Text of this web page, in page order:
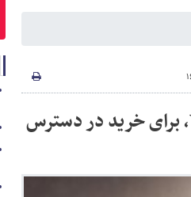
ساعت جدید هوشمند هوآوی، WATCH GT 4، برای خرید در دسترس